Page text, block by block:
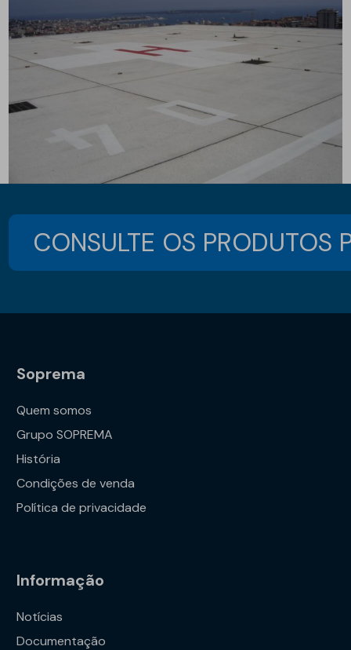
CONSULTE OS PRODUTOS
Soprema
Quem somos
Grupo SOPREMA
História
Condições de venda
Política de privacidade
Informação
Notícias
Documentação